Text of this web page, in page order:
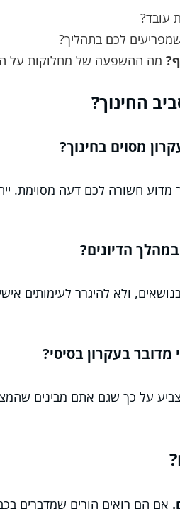
עובד?
לכם בתהליך?
מה ההשפעה של מחלוקות על
החינוך?
מסוים בחינוך?
חשורה לכם דעה מסוימת.
הדיונים?
ולא להיגרר לעימותים
בעקרון בסיסי?
על כך שגם אתם מבינים
אם הם רואים הורים שמדברים